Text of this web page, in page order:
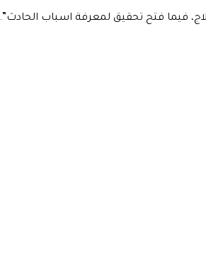
فيما فتح تحقيق لمعرفة اسباب الحادث”.